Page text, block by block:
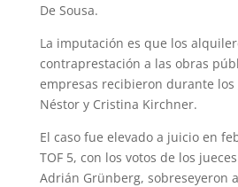
De Sousa.
La imputación es que los
contraprestación a las obras
empresas recibieron durante los
Néstor y Cristina Kirchner.
El caso fue elevado a juicio en
TOF 5, con los votos de los
Adrián Grünberg, sobreseyeron